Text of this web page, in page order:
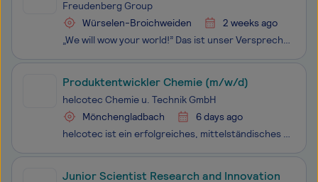
Freudenberg Group
Würselen-Broichweiden
2 weeks ago
„We will wow your world!” Das ist unser Versprechen, wenn es um Arbeiten bei Freudenberg geht. Als globaler Technologiekonzern machen wir die Welt nicht nur sauberer, gesünder und komfortabler, sondern bieten unseren 52.000 Mitarbeitenden auch ein vernetztes und vielfältiges Arbeitsumfeld, in dem si
Produktentwickler Chemie (m/w/d)
helcotec Chemie u. Technik GmbH
Mönchengladbach
6 days ago
helcotec ist ein erfolgreiches, mittelständisches und konzernunabhängiges Chemieunternehmen. Wir entwickeln, produzieren und vertreiben hochwertige Spezialprodukte für die Industrie und verbinden erstklassige Qualität mit exzellentem Service sowie fundiertem anwendungstechnischem Know-how.Mit Leiden
Junior Scientist Research and Innovation